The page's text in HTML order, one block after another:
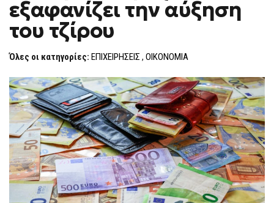
ΤΗΝ
ΑΎΞΗΣΗ
εξαφανίζει την αύξηση
του τζίρου
Όλες οι κατηγορίες: ΕΠΙΧΕΙΡΗΣΕΙΣ , ΟΙΚΟΝΟΜΙΑ